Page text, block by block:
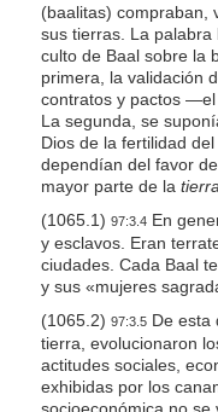
(baalitas) compraban,
sus tierras. La
culto de Baal sobre la
primera, la validación
contratos y pactos —el
La segunda, se
Dios de la fertilidad
dependían del favor
mayor parte de la tierra,
(1065.1) 97:3.4En
y esclavos. Eran
ciudades. Cada Baal
y sus «mujeres
(1065.2) 97:3.5De esta
tierra, evolucionaron
actitudes sociales,
exhibidas por los